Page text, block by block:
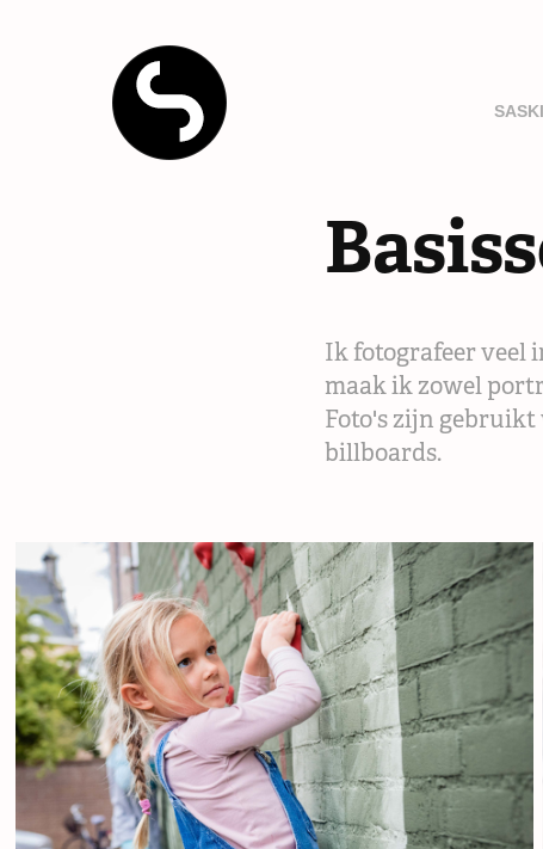
Ik fotografeer veel
maak ik zowel
Foto's zijn gebruikt
billboards.